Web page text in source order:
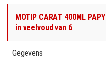
MOTIP CARAT 400ML
in veelvoud van 6
Gegevens